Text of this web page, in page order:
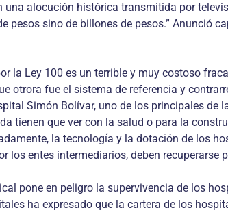
una alocución histórica transmitida por
pesos sino de billones de pesos.” Anunció
la Ley 100 es un terrible y muy costoso
otrora fue el sistema de referencia y
Simón Bolívar, uno de los principales de
tienen que ver con la salud o para la
la tecnología y la dotación de los
los entes intermediarios, deben recuperarse
pone en peligro la supervivencia de los
ha expresado que la cartera de los